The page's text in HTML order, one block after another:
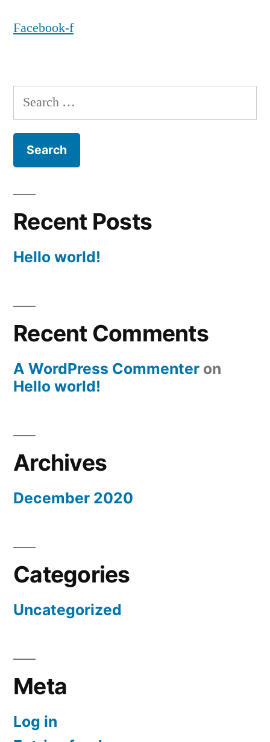
Facebook-f
Search
for:
Recent Posts
Hello world!
Recent Comments
A WordPress Commenter on
Hello world!
Archives
December 2020
Categories
Uncategorized
Meta
Log in